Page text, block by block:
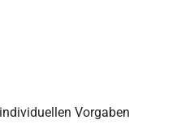
Vorgaben